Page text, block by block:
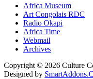
Africa Museum
Art Congolais RDC
Radio Okapi
Africa Time
Webmail
Archives
Copyright © 2026 Culture
Designed by